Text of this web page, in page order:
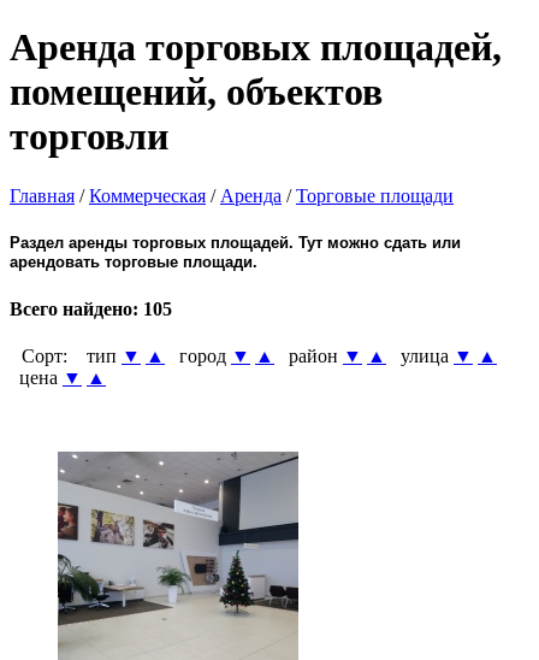
Аренда торговых площадей,
помещений, объектов
торговли
Главная /Коммерческая / Аренда /Торговые площади
Раздел аренды торговых площадей. Тут можно сдать или
арендовать торговые площади.
Всего найдено: 105
Сорт: тип ▼ ▲ город ▼ ▲ район ▼ ▲ улица ▼
▲
цена ▼ ▲